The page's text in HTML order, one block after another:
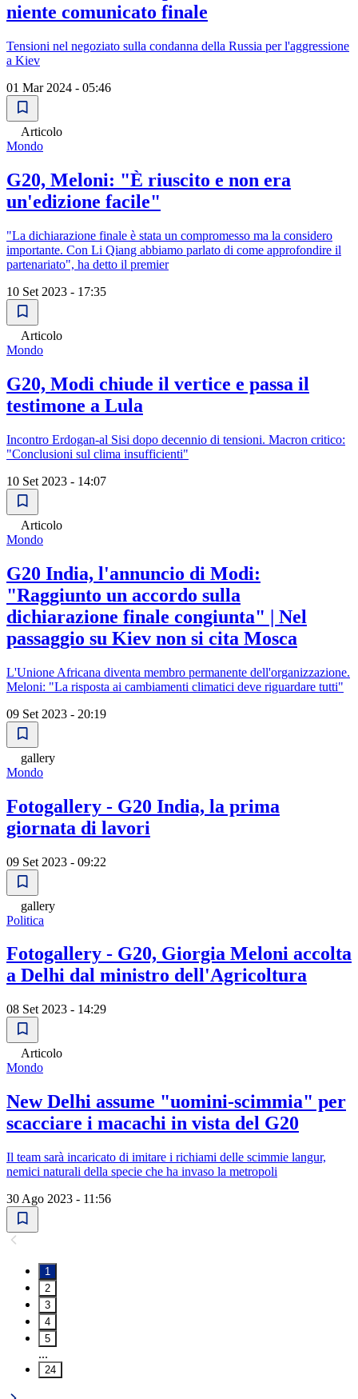
niente comunicato finale
Tensioni nel negoziato sulla condanna della Russia per l'aggressione
a Kiev
01 Mar 2024 - 05:46
Articolo
Mondo
G20, Meloni: "È riuscito e non era
un'edizione facile"
"La dichiarazione finale è stata un compromesso ma la considero
importante. Con Li Qiang abbiamo parlato di come approfondire il
partenariato", ha detto il premier
10 Set 2023 - 17:35
Articolo
Mondo
G20, Modi chiude il vertice e passa il
testimone a Lula
Incontro Erdogan-al Sisi dopo decennio di tensioni. Macron critico:
"Conclusioni sul clima insufficienti"
10 Set 2023 - 14:07
Articolo
Mondo
G20 India, l'annuncio di Modi:
"Raggiunto un accordo sulla
dichiarazione finale congiunta" | Nel
passaggio su Kiev non si cita Mosca
L'Unione Africana diventa membro permanente dell'organizzazione.
Meloni: "La risposta ai cambiamenti climatici deve riguardare tutti"
09 Set 2023 - 20:19
gallery
Mondo
Fotogallery - G20 India, la prima
giornata di lavori
09 Set 2023 - 09:22
gallery
Politica
Fotogallery - G20, Giorgia Meloni accolta
a Delhi dal ministro dell'Agricoltura
08 Set 2023 - 14:29
Articolo
Mondo
New Delhi assume "uomini-scimmia" per
scacciare i macachi in vista del G20
Il team sarà incaricato di imitare i richiami delle scimmie langur,
nemici naturali della specie che ha invaso la metropoli
30 Ago 2023 - 11:56
1
2
3
4
5
...
24